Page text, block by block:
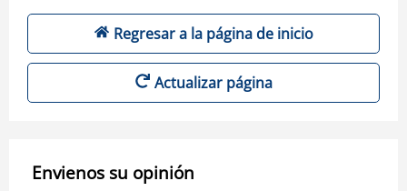
Regresar a la página de inicio
Actualizar página
Envienos su opinión